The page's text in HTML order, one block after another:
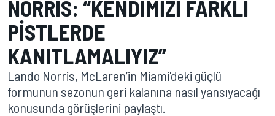
NORRIS: “KENDIMIZI FARKLI
PISTLERDE
KANITLAMALIYIZ”
Lando Norris, McLaren’in Miami'deki güçlü
formunun sezonun geri kalanına nasıl yansıyacağı
konusunda görüşlerini paylaştı.